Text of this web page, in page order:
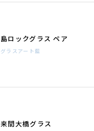
島ロックグラス ペア
グラスアート藍
来間大橋グラス